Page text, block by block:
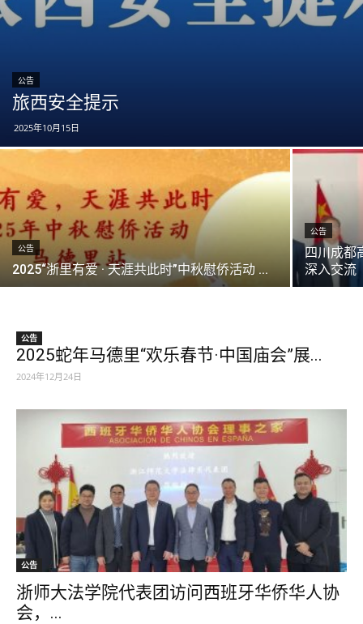
公告
旅西安全提示
2025年10月15日
公告
2025“浙里有爱 · 天涯共此时”中秋慰侨活动 ...
公告
四川成都
深入交流
公告
2025蛇年马德里“欢乐春节·中国庙会”展...
2024年12月24日
公告
浙师大法学院代表团访问西班牙华侨华人协
会，...